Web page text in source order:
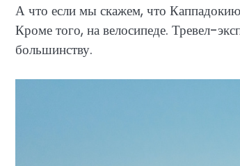
А что если мы скажем, что
Кроме того, на велосипеде. Тревел-
большинству.